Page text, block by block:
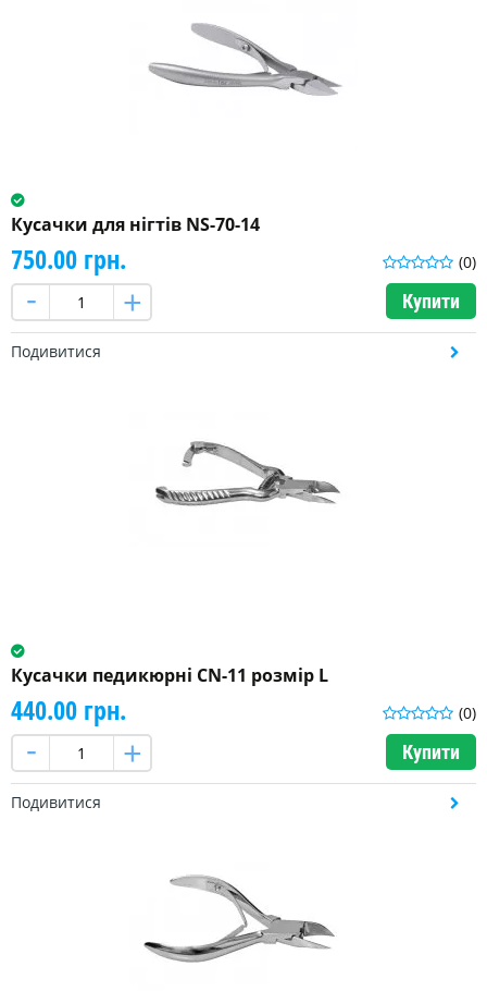
Кусачки для нігтів NS-70-14
(0)
750.00 грн.
Купити
Подивитися
Кусачки педикюрні CN-11 розмір L
(0)
440.00 грн.
Купити
Подивитися